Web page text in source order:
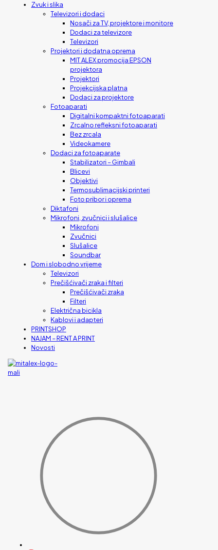
Zvuk i slika
Televizori i dodaci
Nosači za TV, projektore i monitore
Dodaci za televizore
Televizori
Projektori i dodatna oprema
MIT ALEX promocija EPSON
projektora
Projektori
Projekcijska platna
Dodaci za projektore
Fotoaparati
Digitalni kompaktni fotoaparati
Zrcalno refleksni fotoaparati
Bez zrcala
Videokamere
Dodaci za fotoaparate
Stabilizatori – Gimbali
Blicevi
Objektivi
Termosublimacijski printeri
Foto pribor i oprema
Diktafoni
Mikrofoni, zvučnici i slušalice
Mikrofoni
Zvučnici
Slušalice
Soundbar
Dom i slobodno vrijeme
Televizori
Prečišćivači zraka i filteri
Prečišćivači zraka
Filteri
Električna bicikla
Kablovi i adapteri
PRINTSHOP
NAJAM – RENT A PRINT
Novosti